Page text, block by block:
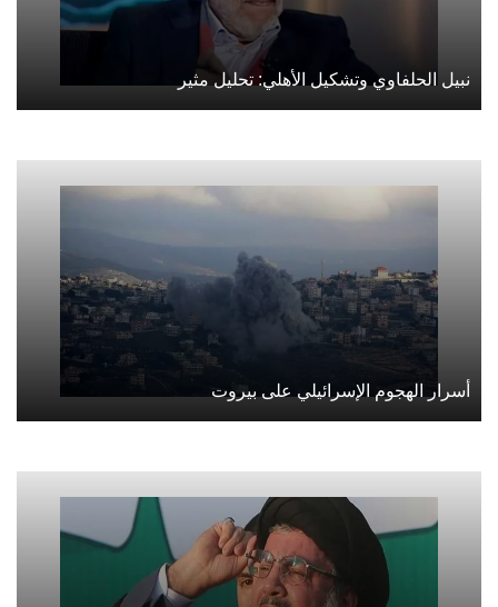
نبيل الحلفاوي وتشكيل الأهلي: تحليل مثير
أسرار الهجوم الإسرائيلي على بيروت